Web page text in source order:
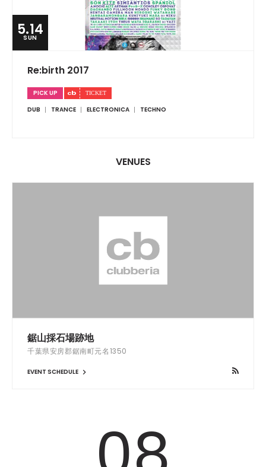
5.14
SUN
Re:birth 2017
PICK UP
DUB
TRANCE ELECTRONICA TECHNO
VENUES
鋸山採石場跡地
千葉県安房郡鋸南町元名1350
EVENT SCHEDULE